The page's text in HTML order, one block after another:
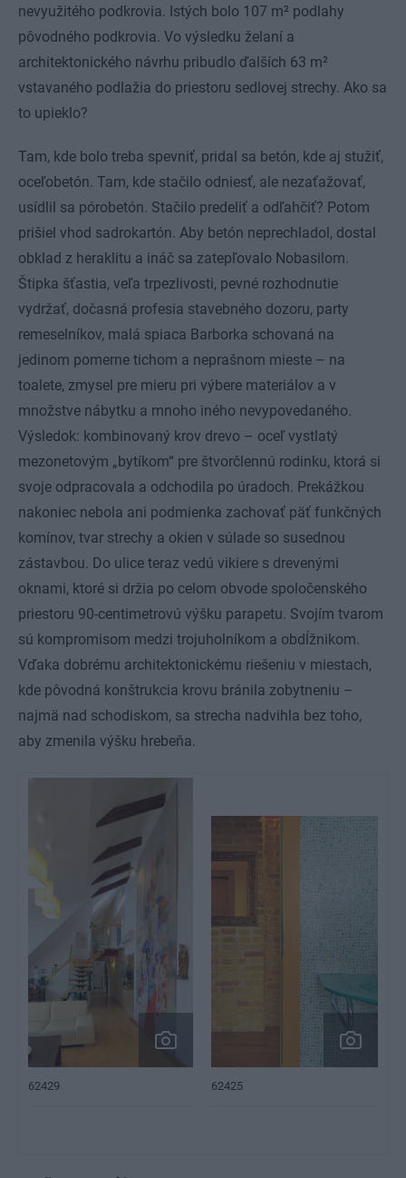
nevyužitého podkrovia. Istých bolo 107 m² podlahy
pôvodného podkrovia. Vo výsledku želaní a
architektonického návrhu pribudlo ďalších 63 m²
vstavaného podlažia do priestoru sedlovej strechy. Ako sa
to upieklo?
Tam, kde bolo treba spevniť, pridal sa betón, kde aj stužiť,
oceľobetón. Tam, kde stačilo odniesť, ale nezaťažovať,
usídlil sa pórobetón. Stačilo predeliť a odľahčiť? Potom
prišiel vhod sadrokartón. Aby betón neprechladol, dostal
obklad z heraklitu a ináč sa zatepľovalo Nobasilom.
Štipka šťastia, veľa trpezlivosti, pevné rozhodnutie
vydržať, dočasná profesia stavebného dozoru, party
remeselníkov, malá spiaca Barborka schovaná na
jedinom pomerne tichom a neprašnom mieste – na
toalete, zmysel pre mieru pri výbere materiálov a v
množstve nábytku a mnoho iného nevypovedaného.
Výsledok: kombinovaný krov drevo – oceľ vystlatý
mezonetovým „bytíkom“ pre štvorčlennú rodinku, ktorá si
svoje odpracovala a odchodila po úradoch. Prekážkou
nakoniec nebola ani podmienka zachovať päť funkčných
komínov, tvar strechy a okien v súlade so susednou
zástavbou. Do ulice teraz vedú vikiere s drevenými
oknami, ktoré si držia po celom obvode spoločenského
priestoru 90-centimetrovú výšku parapetu. Svojím tvarom
sú kompromisom medzi trojuholníkom a obdĺžnikom.
Vďaka dobrému architektonickému riešeniu v miestach,
kde pôvodná konštrukcia krovu bránila zobytneniu –
najmä nad schodiskom, sa strecha nadvihla bez toho,
aby zmenila výšku hrebeňa.
62429 62425